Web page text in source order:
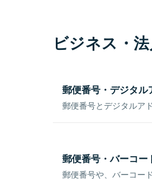
ビジネス・
郵便番号・デジタル
郵便番号とデジタルア
郵便番号・バーコー
郵便番号や、バーコー